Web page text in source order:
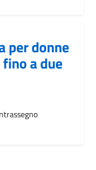
per donne
a due